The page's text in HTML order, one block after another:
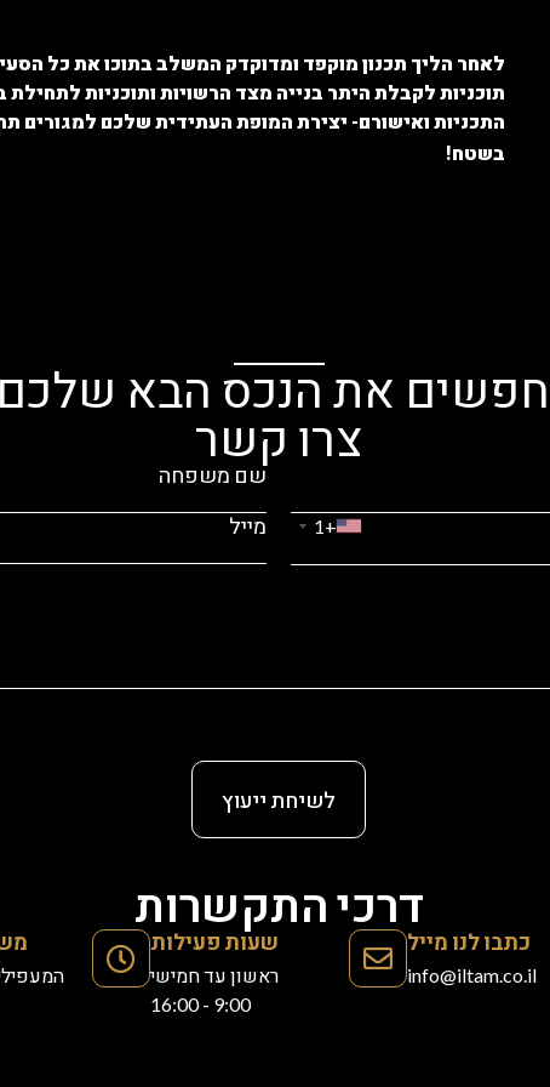
לאחר הליך תכנון מוקפד ומדוקדק המשלב בתוכו את כל
תוכניות לקבלת היתר בנייה מצד הרשויות ותוכניות
התכניות ואישורם- יצירת המופת העתידית שלכם למגורים
בשטח!
את הנכס הבא
צרו קשר
+1
לשיחת ייעוץ
דרכי התקשרות
כתבו לנו מייל
info@iltam.co.il
שעות פעילות
ראשון עד חמישי
9:00 - 16:00
המעפילים 39,